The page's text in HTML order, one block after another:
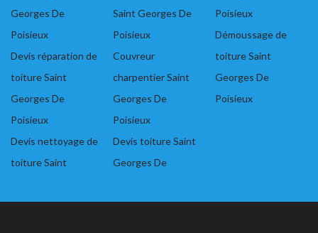
Georges De
Poisieux
Devis réparation de
toiture Saint
Georges De
Poisieux
Devis nettoyage de
toiture Saint
Saint Georges De
Poisieux
Couvreur
charpentier Saint
Georges De
Poisieux
Devis toiture Saint
Georges De
Poisieux
Démoussage de
toiture Saint
Georges De
Poisieux